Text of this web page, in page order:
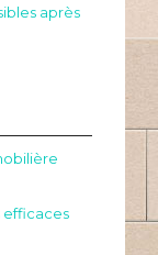
après
efficaces